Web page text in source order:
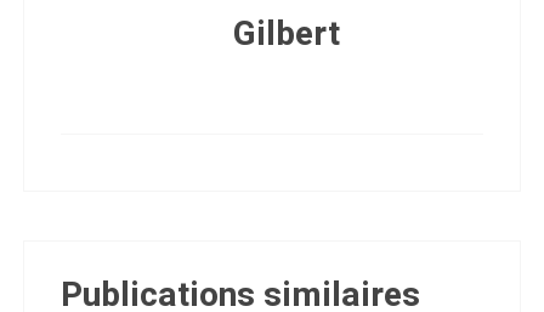
Gilbert
Publications similaires